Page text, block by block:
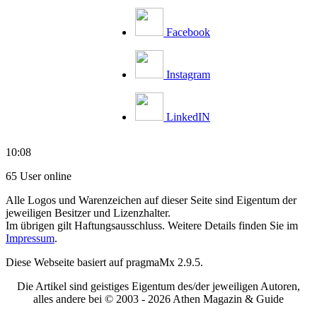
Facebook
Instagram
LinkedIN
10:08
65 User online
Alle Logos und Warenzeichen auf dieser Seite sind Eigentum der
jeweiligen Besitzer und Lizenzhalter.
Im übrigen gilt Haftungsausschluss. Weitere Details finden Sie im
Impressum.
Diese Webseite basiert auf pragmaMx 2.9.5.
Die Artikel sind geistiges Eigentum des/der jeweiligen Autoren,
alles andere bei © 2003 - 2026 Athen Magazin & Guide